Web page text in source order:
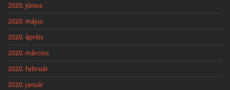
2020. június
2020. május
2020. április
2020. március
2020. február
2020. január